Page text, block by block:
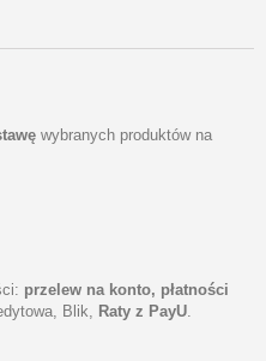
wybranych produktów na
przelew na konto, płatności
Blik, Raty z PayU.